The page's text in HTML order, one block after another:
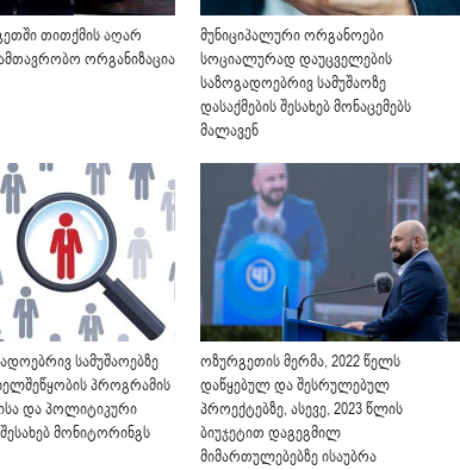
თითქმის აღარ
ორგანიზაცია
მუნიციპალური ორგანოები
სოციალურად დაუცველების
საზოგადოებრივ სამუშაოზე
დასაქმების შესახებ მონაცემებს
მალავენ
სამუშაოებზე
პროგრამის
და პოლიტიკური
მონიტორინგს
ოზურგეთის მერმა, 2022 წელს
დაწყებულ და შესრულებულ
პროექტებზე, ასევე, 2023 წლის
ბიუჯეტით დაგეგმილ
მიმართულებებზე ისაუბრა